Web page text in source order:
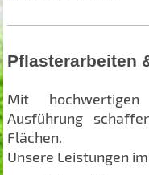
Pflasterarbeiten
Mit
Ausführung
Flächen.
Unsere Leistungen